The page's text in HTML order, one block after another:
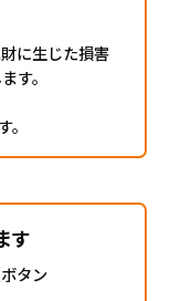
に生じた損害
す。
す
タン